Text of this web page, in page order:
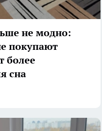
не модно:
покупают
более
сна